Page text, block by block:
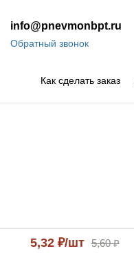
info@pnevmonbpt.ru
Обратный звонок
Как сделать заказ
5,32 ₽/шт 5,60 ₽